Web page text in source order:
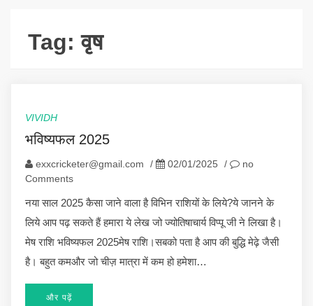
Tag:वृष
VIVIDH
भविष्यफल 2025
exxcricketer@gmail.com / 02/01/2025 /
no
Comments
नया साल 2025 कैसा जाने वाला है विभिन राशियों के लिये?ये जानने के
लिये आप पढ़ सकते हैं हमारा ये लेख जो ज्योतिषाचार्य विप्पू जी ने लिखा है।
मेष राशि भविष्यफल 2025मेष राशि।सबको पता है आप की बुद्धि मेढ़े जैसी
है। बहुत कमऔर जो चीज़ मात्रा में कम हो हमेशा…
और पढ़ें